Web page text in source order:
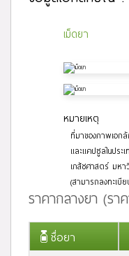
เม็ดยา
หมายเหตุ
ที่มาของภาพเอ
และแคปซูลในปร
เภสัชศาสตร์ มห
(สามารถลงทะเ
ราคากลางยา (รา
ชื่อยา